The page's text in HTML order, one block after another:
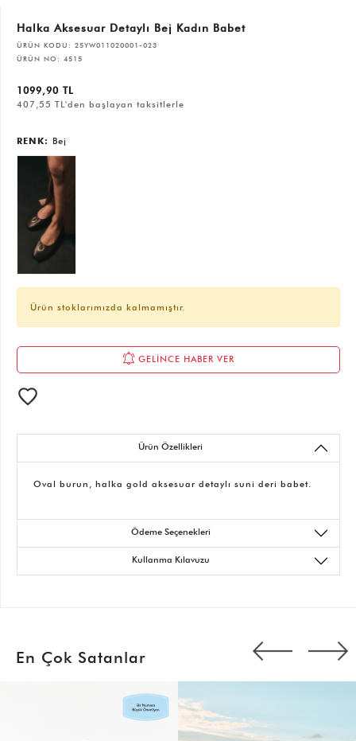
Halka Aksesuar Detaylı Bej Kadın Babet
ÜRÜN KODU: 25YW011020001-023
ÜRÜN NO: 4515
1099,90 TL
407,55 TL'den başlayan taksitlerle
RENK: Bej
Ürün stoklarımızda kalmamıştır.
GELİNCE HABER VER
Ürün Özellikleri
Oval burun, halka gold aksesuar detaylı suni deri babet.
Ödeme Seçenekleri
Kullanma Kılavuzu
En Çok Satanlar